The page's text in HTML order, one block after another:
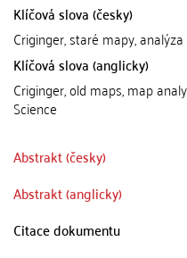
Klíčová slova (česky)
Criginger, staré mapy,
Klíčová slova (anglicky)
Criginger, old maps, map
Science
Abstrakt (česky)
Abstrakt (anglicky)
Citace dokumentu